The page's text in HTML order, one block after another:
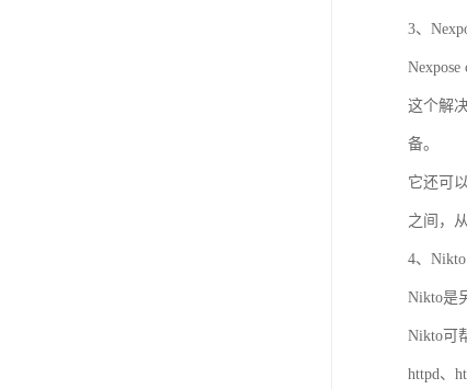
3、
这个解
备。
它还可
之间，
4、Nikto
Nikto是
Nikto可
httpd、